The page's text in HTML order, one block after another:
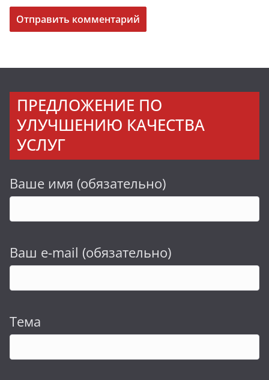
ПРЕДЛОЖЕНИЕ ПО
УЛУЧШЕНИЮ КАЧЕСТВА
УСЛУГ
Ваше имя (обязательно)
Ваш e-mail (обязательно)
Тема